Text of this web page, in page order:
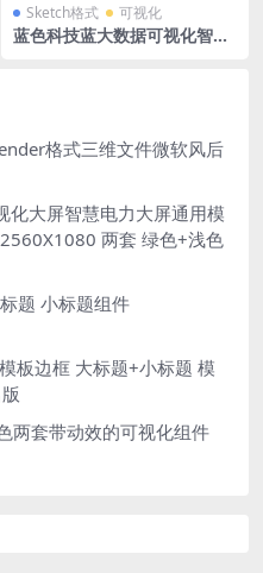
Sketch格式 可视化
蓝色科技蓝大数据可视化智慧
格式三维文件微软风后
化大屏智慧电力大屏通用模
两套 绿色+浅色
题 小标题组件
板边框 大标题+小标题 模
两套带动效的可视化组件